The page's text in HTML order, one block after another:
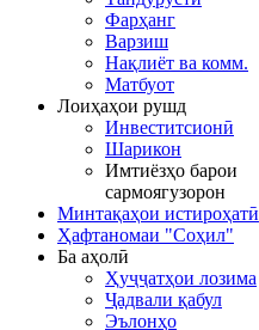
Фарҳанг
Варзиш
Нақлиёт ва комм.
Матбуот
Лоиҳаҳои рушд
Инвеститсионӣ
Шарикон
Имтиёзҳо барои
сармоягузорон
Минтақаҳои истироҳатӣ
Ҳафтаномаи "Соҳил"
Ба аҳолӣ
Ҳуҷҷатҳои лозима
Ҷадвали қабул
Эълонҳо